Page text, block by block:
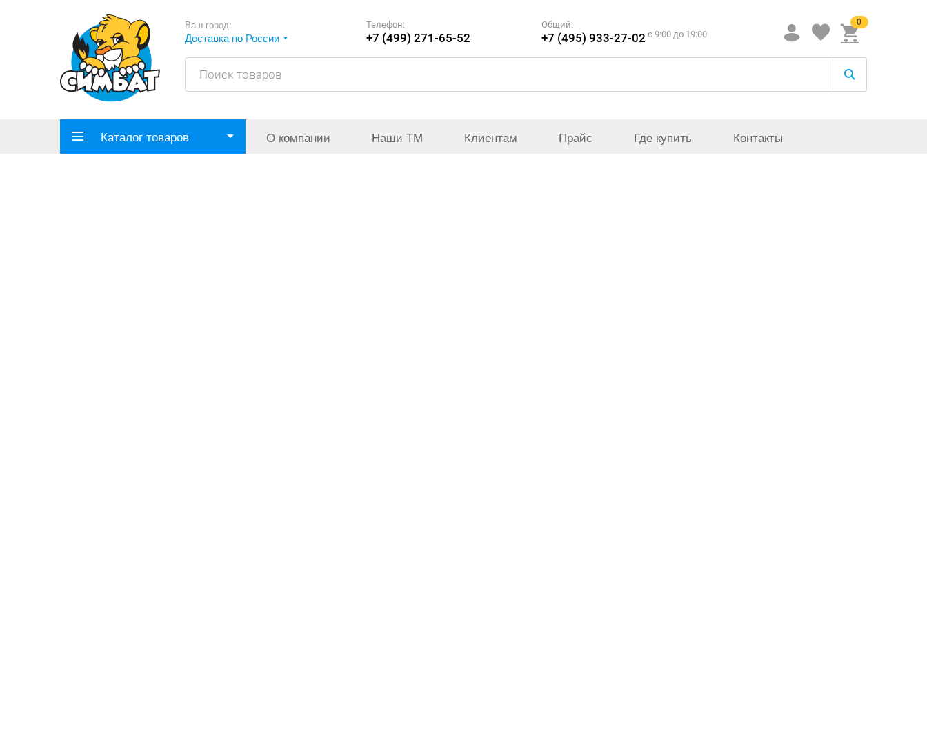
Ваш город:
Доставка по России
Телефон:
+7 (499) 271-65-52
Общий:
+7 (495) 933-27-02 c 9:00 до 19:00
0
Каталог товаров О компании Наши ТМ Клиентам Прайс Где купить Контакты